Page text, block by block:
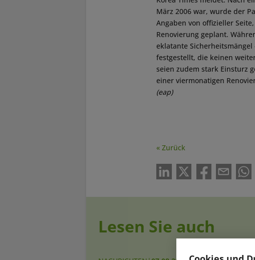
März 2006 war, wurde der
Angaben von offizieller
Renovierung geplant.
eklatante
festgestellt, die keinen
seien zudem stark Einsturz
einer viermonatigen
(eap)
« Zurück
Lesen Sie auch